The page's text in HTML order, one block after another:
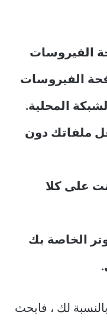
الفيروسات
الفيروسات
المحلية.
ملفاتك دون
على كلا
الخاصة بك
لك ، فابحث